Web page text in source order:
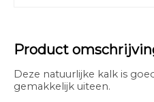
Product
Deze natuurlijke kalk is
gemakkelijk uiteen.